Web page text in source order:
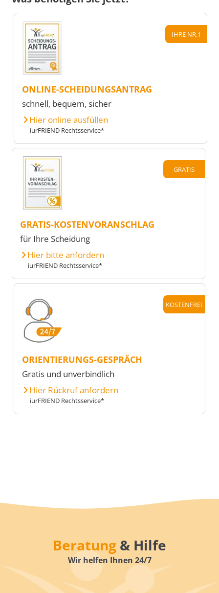
IHRE NR.1
ONLINE-SCHEIDUNGSANTRAG
schnell, bequem, sicher
Hier online ausfüllen
iurFRIEND Rechtsservice*
GRATIS
GRATIS-KOSTENVORANSCHLAG
für Ihre Scheidung
Hier bitte anfordern
iurFRIEND Rechtsservice*
KOSTENFREI
ORIENTIERUNGS-GESPRÄCH
Gratis und unverbindlich
Hier Rückruf anfordern
iurFRIEND Rechtsservice*
Beratung & Hilfe
Wir helfen Ihnen 24/7